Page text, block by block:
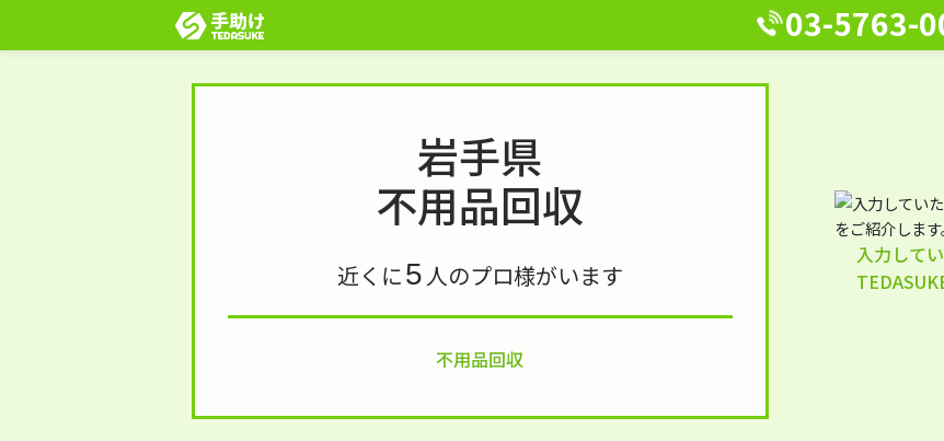
03-5763-
岩手県
不用品回収
近くに5人のプロ様がいます
不用品回収
入力して